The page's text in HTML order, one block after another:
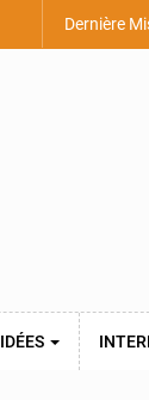
Dernière
IDÉES